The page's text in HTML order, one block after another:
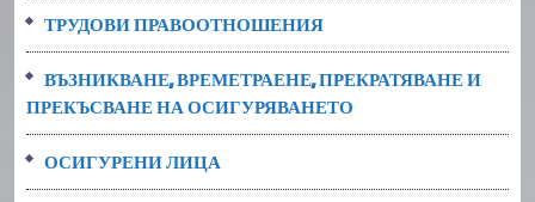
ТРУДОВИ ПРАВООТНОШЕНИЯ
ВЪЗНИКВАНЕ, ВРЕМЕТРАЕНЕ, ПРЕКРАТЯВАНЕ И
ПРЕКЪСВАНЕ НА ОСИГУРЯВАНЕТО
ОСИГУРЕНИ ЛИЦА